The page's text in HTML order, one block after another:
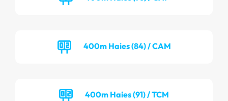
400m Haies (84) / CAM
400m Haies (91) / TCM